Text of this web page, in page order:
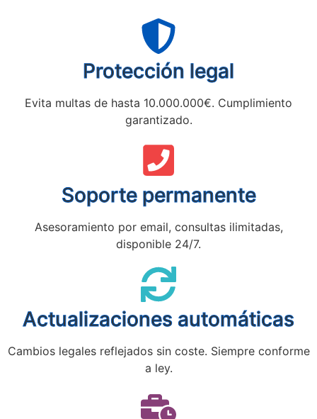
Protección legal
Evita multas de hasta 10.000.000€. Cumplimiento
garantizado.
Soporte permanente
Asesoramiento por email, consultas ilimitadas,
disponible 24/7.
Actualizaciones automáticas
Cambios legales reflejados sin coste. Siempre conforme
a ley.